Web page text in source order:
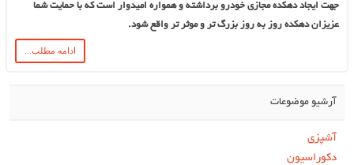
جهت ایجاد دهکده مجازی خودرو برداشته و همواره امیدوار است که با حمایت شما
عزیزان دهکده روز به روز بزرگ تر و موثر تر واقع شود.
ادامه مطلب...
آرشیو موضوعات
آشپزی
دکوراسیون